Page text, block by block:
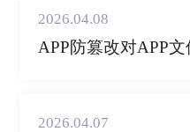
2026.04.08
APP防篡改对APP
2026.04.07